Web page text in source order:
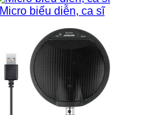
Micro biểu diễn, ca sĩ